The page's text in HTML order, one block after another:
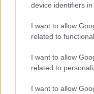
device identifiers in
I want to allow
related to
I want to allow
related to
I want to allow
XRP
(SOL)
Cardano